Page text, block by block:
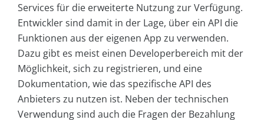
Services für die erweiterte Nutzung zur Verfügung.
Entwickler sind damit in der Lage, über ein API die
Funktionen aus der eigenen App zu verwenden.
Dazu gibt es meist einen Developerbereich mit der
Möglichkeit, sich zu registrieren, und eine
Dokumentation, wie das spezifische API des
Anbieters zu nutzen ist. Neben der technischen
Verwendung sind auch die Fragen der Bezahlung